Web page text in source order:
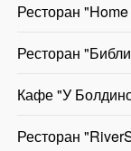
Ресторан
Ресторан
Кафе "У
Ресторан